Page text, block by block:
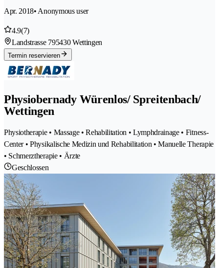
Apr. 2018• Anonymous user
4.9(7)
Landstrasse 795430 Wettingen
Termin reservieren
Physiobernady Würenlos/ Spreitenbach/
Wettingen
Physiotherapie • Massage • Rehabilitation • Lymphdrainage • Fitness-
Center • Physikalische Medizin und Rehabilitation • Manuelle Therapie
• Schmerztherapie • Ärzte
Geschlossen